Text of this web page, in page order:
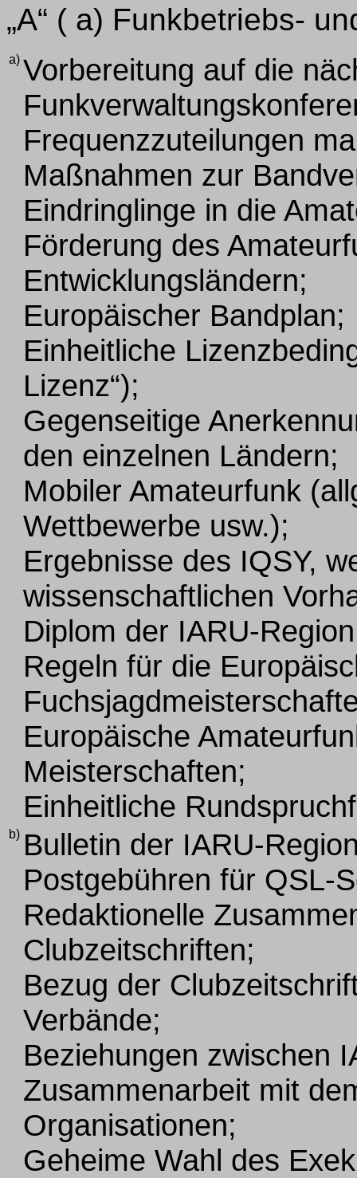
„A“ ( a) Funkbetriebs-
a) Vorbereitung auf die
Frequenzzuteilungen
Maßnahmen zur
Eindringlinge in die
Förderung des
Entwicklungsländern;
Europäischer Bandplan;
Einheitliche
Lizenz“);
Gegenseitige
den einzelnen Ländern;
Mobiler Amateurfunk
Wettbewerbe usw.);
Ergebnisse des IQSY,
wissenschaftlichen
Diplom der IARU-
Regeln für die
Europäische
Meisterschaften;
Einheitliche
b) Bulletin der IARU-
Postgebühren für QSL-
Redaktionelle
Clubzeitschriften;
Bezug der
Verbände;
Beziehungen zwischen
Zusammenarbeit mit
Organisationen;
Geheime Wahl des